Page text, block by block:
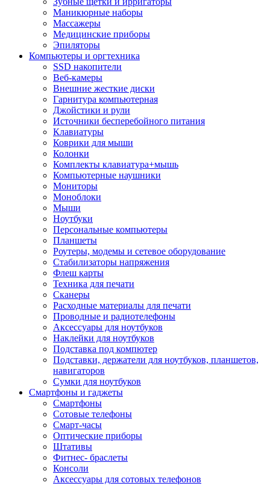
Маникюрные наборы
Массажеры
Медицинские приборы
Эпиляторы
Компьютеры и оргтехника
SSD накопители
Веб-камеры
Внешние жесткие диски
Гарнитура компьютерная
Джойстики и рули
Источники бесперебойного питания
Клавиатуры
Коврики для мыши
Колонки
Комплекты клавиатура+мышь
Компьютерные наушники
Мониторы
Моноблоки
Мыши
Ноутбуки
Персональные компьютеры
Планшеты
Роутеры, модемы и сетевое оборудование
Стабилизаторы напряжения
Флеш карты
Техника для печати
Сканеры
Расходные материалы для печати
Проводные и радиотелефоны
Аксессуары для ноутбуков
Наклейки для ноутбуков
Подставка под компютер
Подставки, держатели для ноутбуков, планшетов,
навигаторов
Сумки для ноутбуков
Смартфоны и гаджеты
Смартфоны
Сотовые телефоны
Смарт-часы
Оптические приборы
Штативы
Фитнес- браслеты
Консоли
Аксессуары для сотовых телефонов